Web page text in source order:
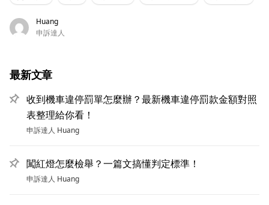
Huang
申訴達人
最新文章
收到機車違停罰單怎麼辦？最新機車違停罰款金額對照
表整理給你看！
申訴達人 Huang
闖紅燈怎麼檢舉？一篇文搞懂判定標準！
申訴達人 Huang